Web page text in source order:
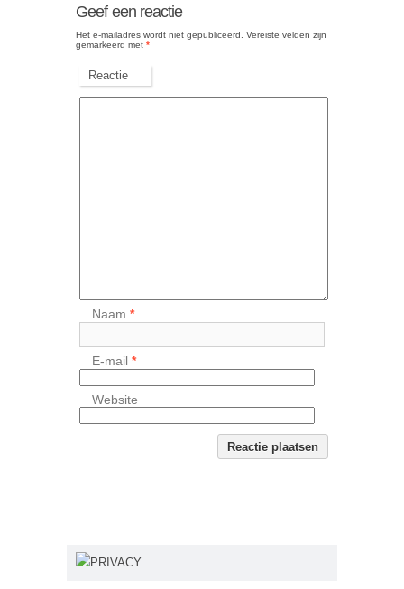
Geef een reactie
Het e-mailadres wordt niet gepubliceerd.
Vereiste velden zijn
gemarkeerd met *
Reactie
Naam*
E-mail*
Website
PRIVACY